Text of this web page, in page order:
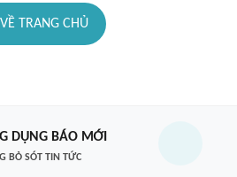
VỀ TRANG CHỦ
DỤNG BÁO MỚI
BỎ SÓT TIN TỨC